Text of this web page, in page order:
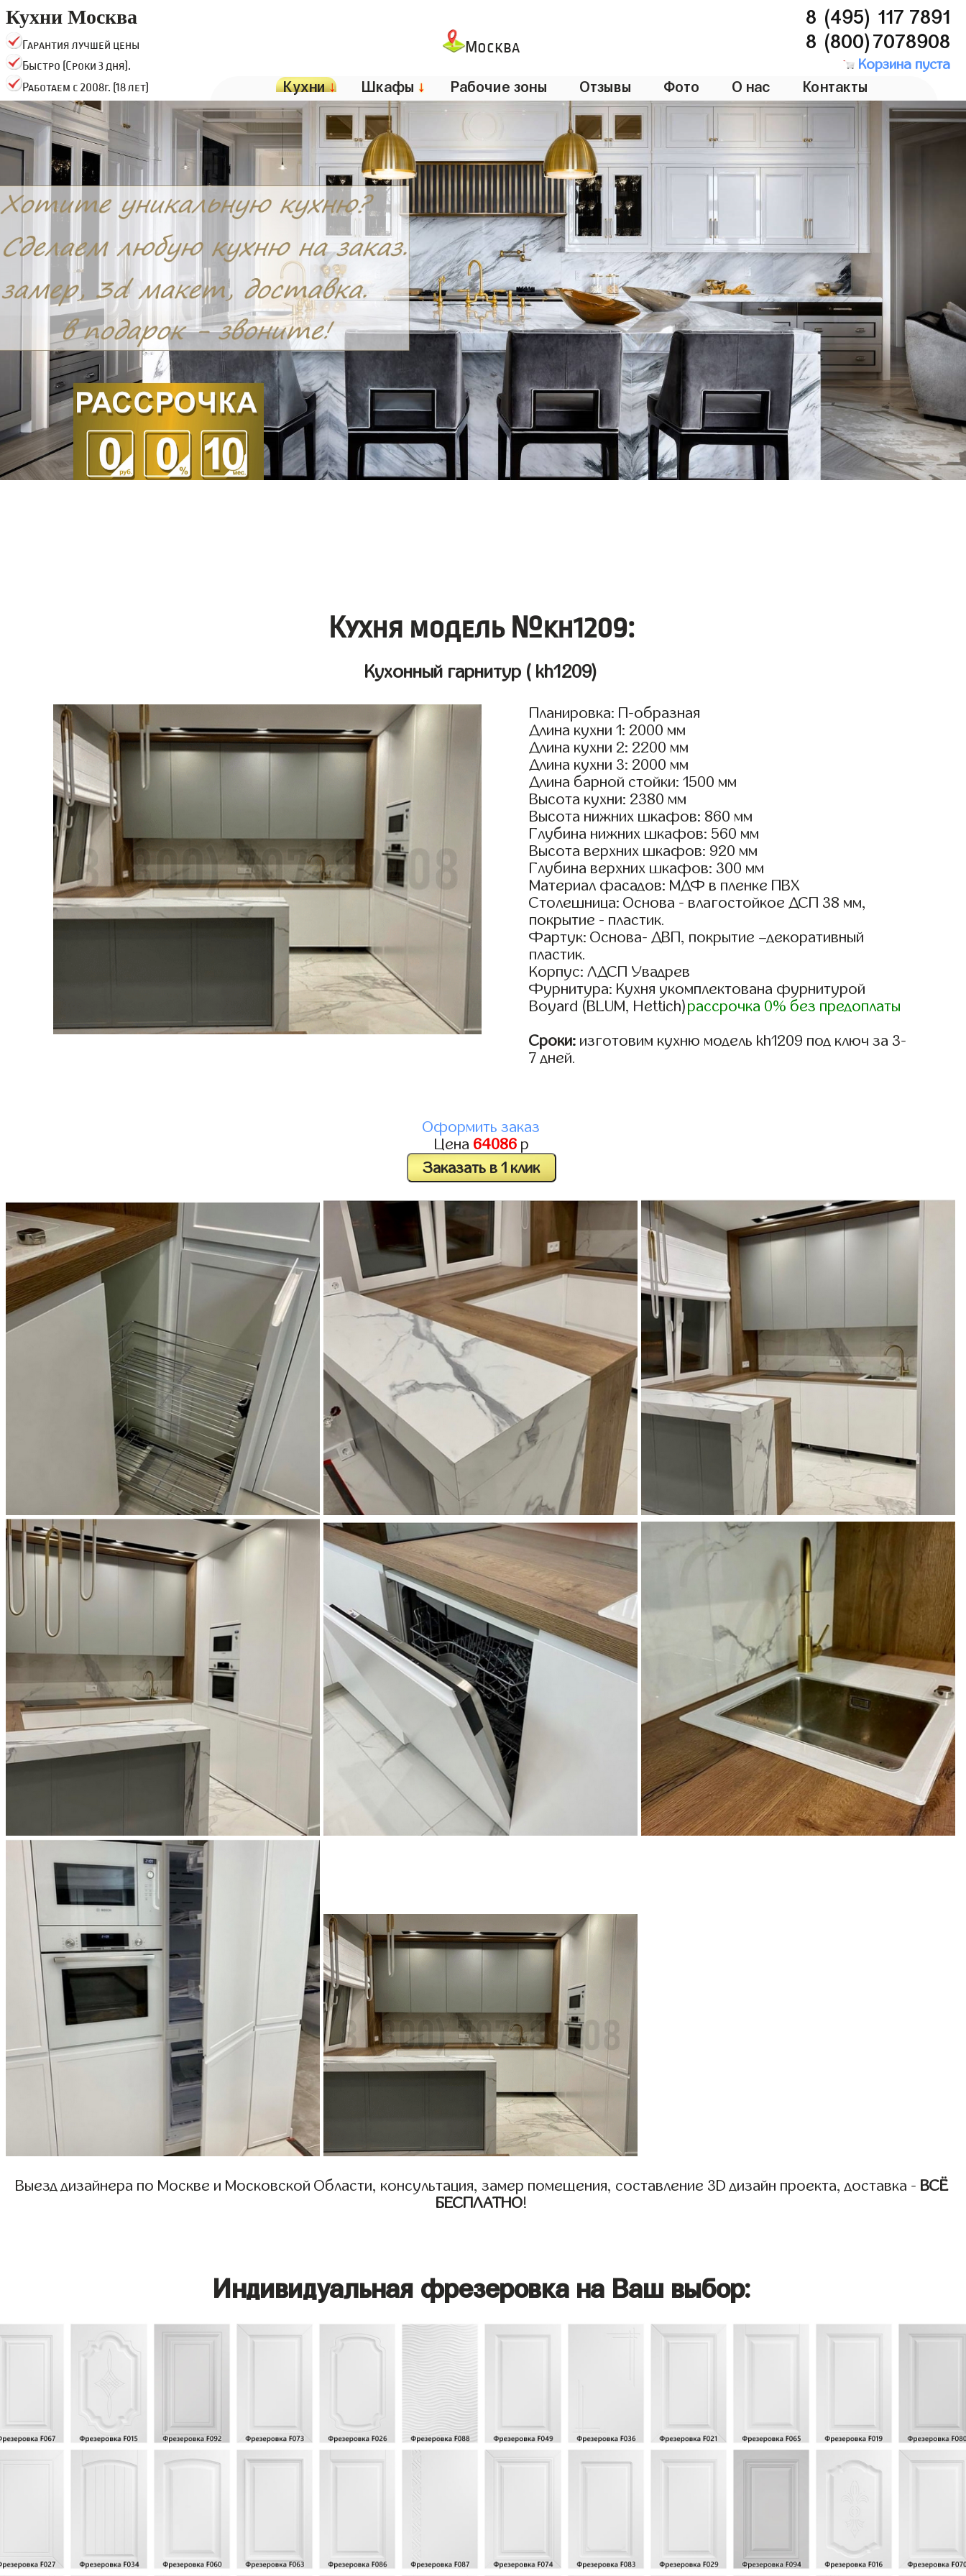
Кухни Москва
Гарантия лучшей цены
Быстро (Сроки 3 дня).
Работаем с 2008г. (18 лет)
Москва
8 (495) 117 7891
8 (800)7078908
Корзина пуста
Кухни↓ Шкафы ↓ Рабочие зоны Отзывы Фото О нас Контакты
Кухня модель №kh1209:
Кухонный гарнитур ( kh1209)
Планировка: П-образная
Длина кухни 1: 2000 мм
Длина кухни 2: 2200 мм
Длина кухни 3: 2000 мм
Длина барной стойки: 1500 мм
Высота кухни: 2380 мм
Высота нижних шкафов: 860 мм
Глубина нижних шкафов: 560 мм
Высота верхних шкафов: 920 мм
Глубина верхних шкафов: 300 мм
Материал фасадов: МДФ в пленке ПВХ
Столешница: Основа - влагостойкое ДСП 38 мм,
покрытие - пластик.
Фартук: Основа- ДВП, покрытие –декоративный
пластик.
Корпус: ЛДСП Увадрев
Фурнитура: Кухня укомплектована фурнитурой
Boyard (BLUM, Hettich)рассрочка 0% без предоплаты
Сроки: изготовим кухню модель kh1209 под ключ за 3-
7 дней.
Оформить заказ
Цена 64086р
Заказать в 1 клик
Выезд дизайнера по Москве и Московской Области, консультация, замер помещения, составление 3D дизайн проекта, доставка - ВСЁ
БЕСПЛАТНО!
Индивидуальная фрезеровка на Ваш выбор: